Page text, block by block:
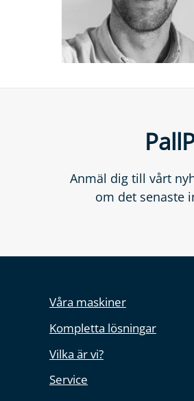
Anmäl dig till vårt
om det senaste
Våra maskiner
Kompletta lösningar
Vilka är vi?
Service